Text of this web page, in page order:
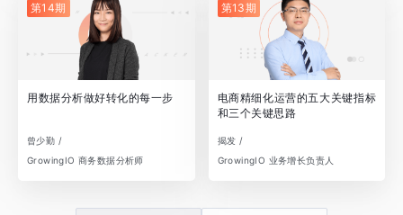
第14期
用数据分析做好转化的每一步
曾少勤 /
GrowingIO 商务数据分析师
第13期
电商精细化运营的五大关键指标
和三个关键思路
揭发 /
GrowingIO 业务增长负责人